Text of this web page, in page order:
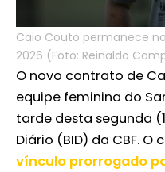
Caio Couto permanece
2026 (Foto: Reinaldo
O novo contrato de
equipe feminina do
tarde desta segunda
Diário (BID) da CBF.
vínculo prorrogado